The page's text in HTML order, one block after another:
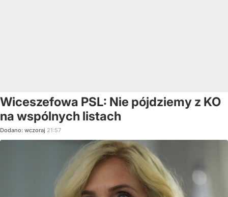
Wiceszefowa PSL: Nie pójdziemy z KO
na wspólnych listach
Dodano: wczoraj 21:57